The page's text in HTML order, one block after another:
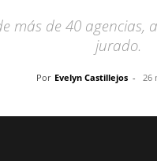
más de 40
jurado.
Por Evelyn Castillejos - 26